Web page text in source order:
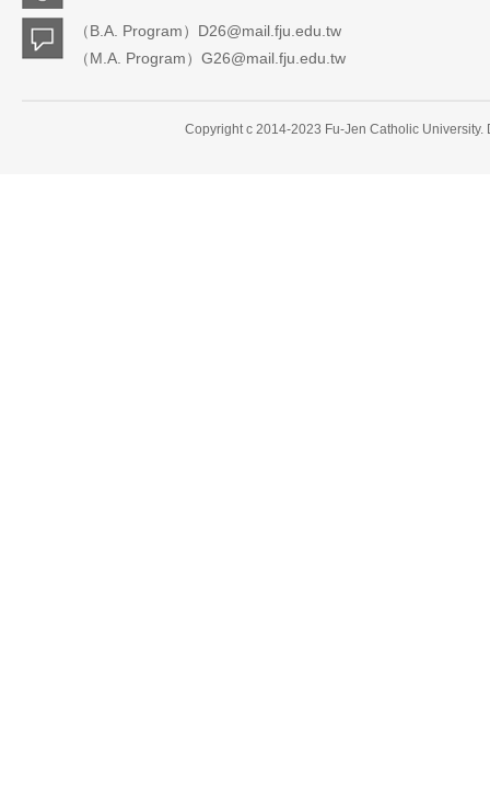
（B.A. Program）D26@mail.fju.edu.tw
（M.A. Program）G26@mail.fju.edu.tw
Copyright c 2014-2023 Fu-Jen Catholic